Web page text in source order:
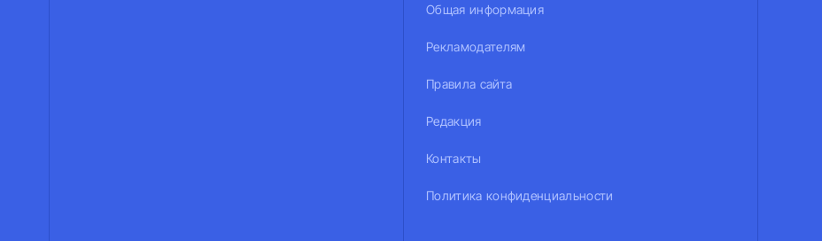
Общая информация
Рекламодателям
Правила сайта
Редакция
Контакты
Политика конфиденциальности